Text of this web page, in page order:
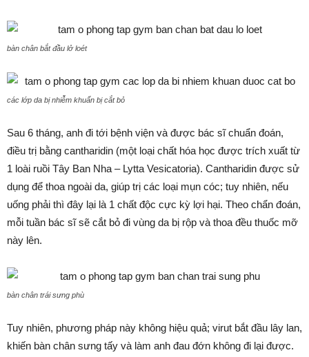
bàn chân bắt đầu lở loét
các lớp da bị nhiễm khuẩn bị cắt bỏ
Sau 6 tháng, anh đi tới bệnh viện và được bác sĩ chuẩn đoán,
điều trị bằng cantharidin (một loại chất hóa học được trích xuất từ
1 loài ruồi Tây Ban Nha – Lytta Vesicatoria). Cantharidin được sử
dụng để thoa ngoài da, giúp trị các loại mụn cóc; tuy nhiên, nếu
uống phải thì đây lại là 1 chất độc cực kỳ lợi hại. Theo chẩn đoán,
mỗi tuần bác sĩ sẽ cắt bỏ đi vùng da bị rộp và thoa đều thuốc mỡ
này lên.
bàn chân trái sưng phù
Tuy nhiên, phương pháp này không hiệu quả; virut bắt đầu lây lan,
khiến bàn chân sưng tấy và làm anh đau đớn không đi lại được.